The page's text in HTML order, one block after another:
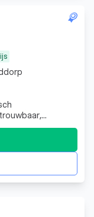
rust in je